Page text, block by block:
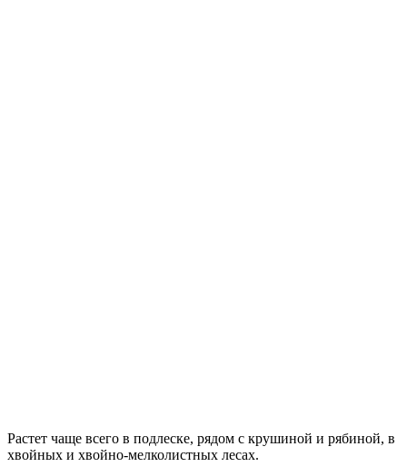
Растет чаще всего в подлеске, рядом с крушиной и рябиной, в
хвойных и хвойно-мелколистных лесах.